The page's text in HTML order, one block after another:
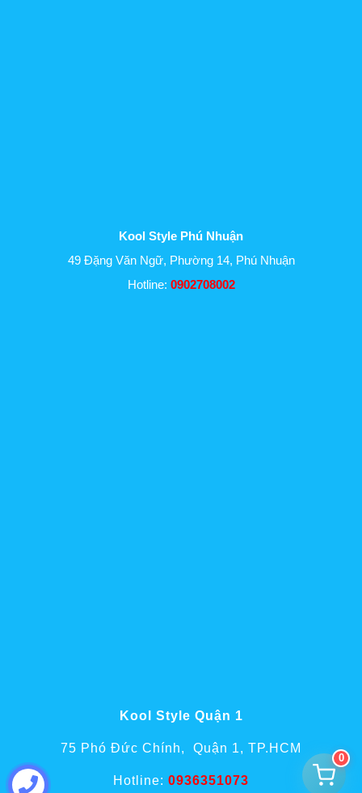
Kool Style Phú Nhuận
49 Đặng Văn Ngữ, Phường 14, Phú Nhuận
Hotline: 0902708002
Kool Style Quận 1
75 Phó Đức Chính, Quận 1, TP.HCM
Hotline: 0936351073
0